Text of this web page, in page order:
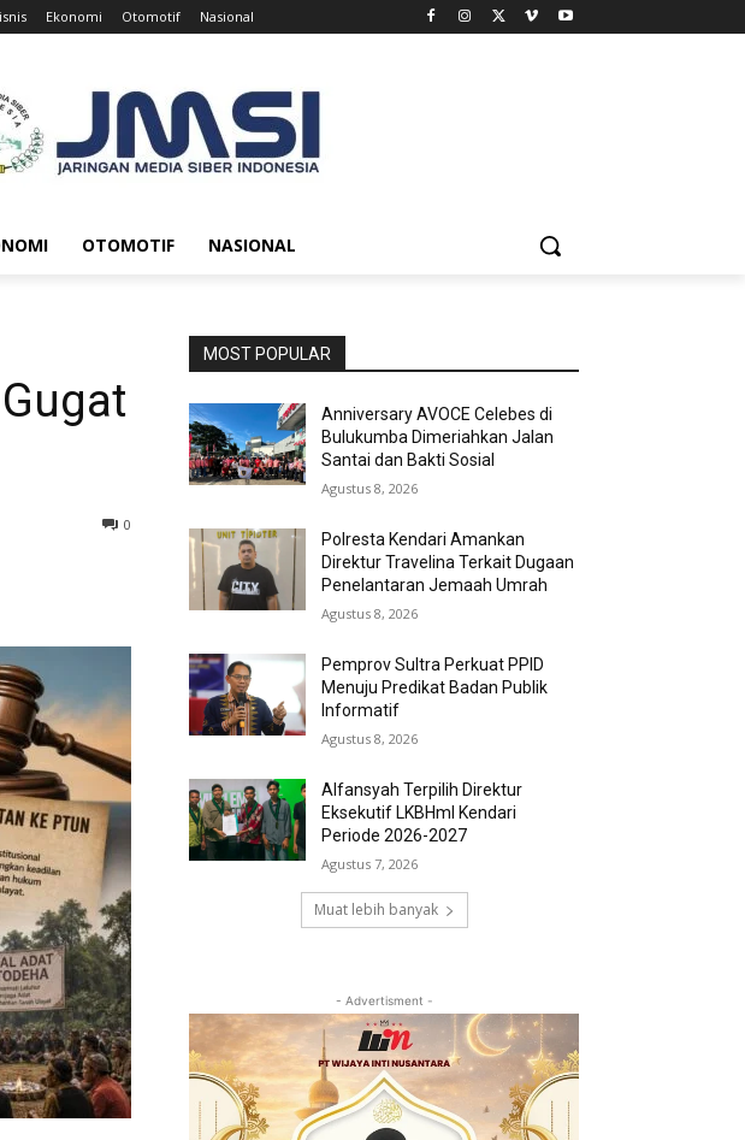
Ekonomi Otomotif Nasional
OTOMOTIF NASIONAL
0
MOST POPULAR
Anniversary AVOCE Celebes di
Bulukumba Dimeriahkan Jalan
Santai dan Bakti Sosial
Agustus 8, 2026
Polresta Kendari Amankan
Direktur Travelina Terkait Dugaan
Penelantaran Jemaah Umrah
Agustus 8, 2026
Pemprov Sultra Perkuat PPID
Menuju Predikat Badan Publik
Informatif
Agustus 8, 2026
Alfansyah Terpilih Direktur
Eksekutif LKBHmI Kendari
Periode 2026-2027
Agustus 7, 2026
Muat lebih banyak
- Advertisment -